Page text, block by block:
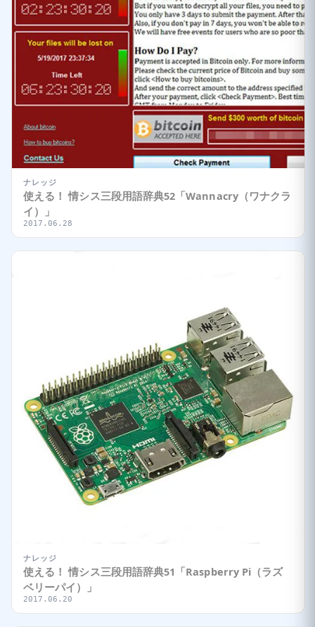
ナレッジ
使える！ 情シス三段用語辞典52「Wannacry（ワナクラ
イ）」
2017.06.28
ナレッジ
使える！ 情シス三段用語辞典51「Raspberry Pi（ラズ
ベリーパイ）」
2017.06.20